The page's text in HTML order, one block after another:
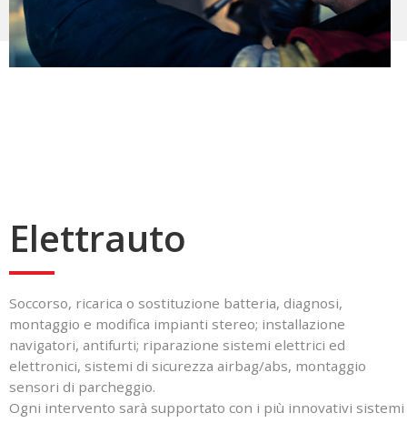
Elettrauto
Soccorso, ricarica o sostituzione batteria, diagnosi,
montaggio e modifica impianti stereo; installazione
navigatori, antifurti; riparazione sistemi elettrici ed
elettronici, sistemi di sicurezza airbag/abs, montaggio
sensori di parcheggio.
Ogni intervento sarà supportato con i più innovativi sistemi